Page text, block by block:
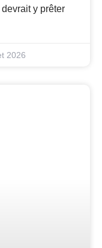
y prêter
2026